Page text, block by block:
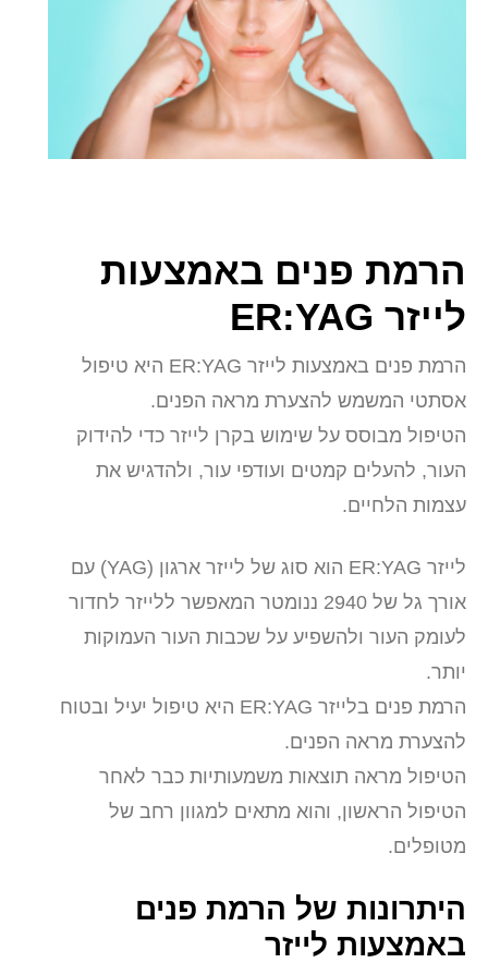
הרמת פנים באמצעות
לייזר ER:YAG
הרמת פנים באמצעות לייזר ER:YAG היא טיפול
אסתטי המשמש להצערת מראה הפנים.
הטיפול מבוסס על שימוש בקרן לייזר כדי להידוק
העור, להעלים קמטים ועודפי עור, ולהדגיש את
עצמות הלחיים.
לייזר ER:YAG הוא סוג של לייזר ארגון (YAG) עם
אורך גל של 2940 ננומטר המאפשר ללייזר לחדור
לעומק העור ולהשפיע על שכבות העור העמוקות
יותר.
הרמת פנים בלייזר ER:YAG היא טיפול יעיל ובטוח
להצערת מראה הפנים.
הטיפול מראה תוצאות משמעותיות כבר לאחר
הטיפול הראשון, והוא מתאים למגוון רחב של
מטופלים.
היתרונות של הרמת פנים
באמצעות לייזר